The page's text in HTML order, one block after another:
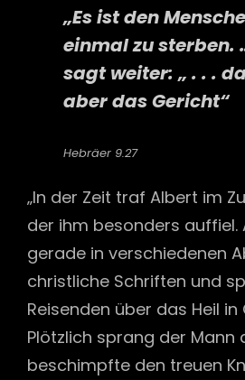
„Es ist den
einmal zu sterben.
sagt weiter: „ . . .
aber das Gericht“
Hebräer 9.27
„In der Zeit traf Albert im
der ihm besonders auffiel.
gerade in verschiedenen
christliche Schriften und
Reisenden über das Heil in
Plötzlich sprang der Mann
beschimpfte den treuen